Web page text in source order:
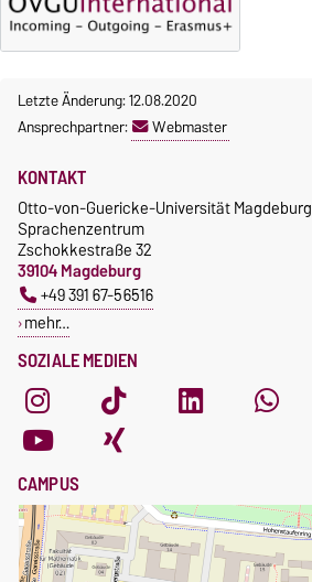
Letzte Änderung: 12.08.2020
Ansprechpartner:
Webmaster
SOZIALE MEDIEN
KONTAKT
Otto-von-Guericke-Universität Magdeburg
Sprachenzentrum
Zschokkestraße 32
39104 Magdeburg
+49 391 67-56516
mehr…
CAMPUS